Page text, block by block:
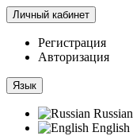
Личный кабинет
Регистрация
Авторизация
Язык
Russian
English